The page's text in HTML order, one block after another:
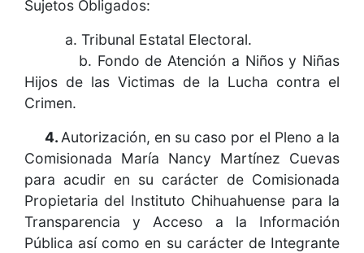
Sujetos Obligados:
a. Tribunal Estatal Electoral.
b. Fondo de Atención a Niños y Niñas
Hijos de las Victimas de la Lucha contra el
Crimen.
4. Autorización, en su caso por el Pleno a la
Comisionada María Nancy Martínez Cuevas
para acudir en su carácter de Comisionada
Propietaria del Instituto Chihuahuense para la
Transparencia y Acceso a la Información
Pública así como en su carácter de Integrante